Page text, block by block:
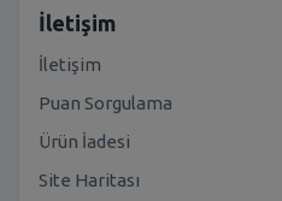
İletişim
İletişim
Puan Sorgulama
Ürün İadesi
Site Haritası